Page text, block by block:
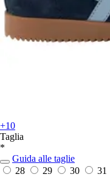
+10
Taglia
*
Guida alle taglie
28
29 30 31